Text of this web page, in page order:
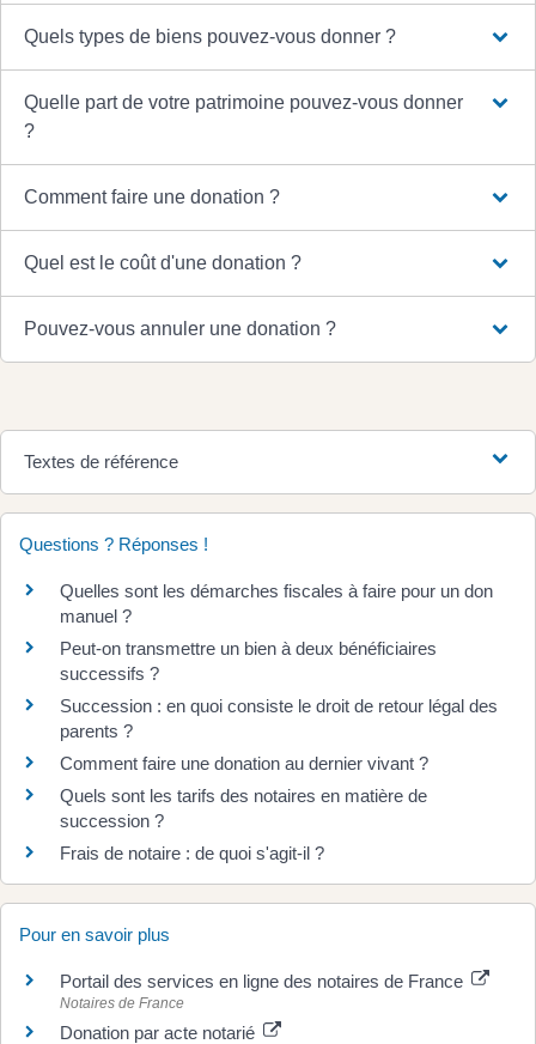
Quels types de biens pouvez-vous donner ?
Quelle part de votre patrimoine pouvez-vous donner
?
Comment faire une donation ?
Quel est le coût d'une donation ?
Pouvez-vous annuler une donation ?
Textes de référence
Questions ? Réponses !
Quelles sont les démarches fiscales à faire pour un don
manuel ?
Peut-on transmettre un bien à deux bénéficiaires
successifs ?
Succession : en quoi consiste le droit de retour légal des
parents ?
Comment faire une donation au dernier vivant ?
Quels sont les tarifs des notaires en matière de
succession ?
Frais de notaire : de quoi s'agit-il ?
Pour en savoir plus
Portail des services en ligne des notaires de France
Notaires de France
Donation par acte notarié